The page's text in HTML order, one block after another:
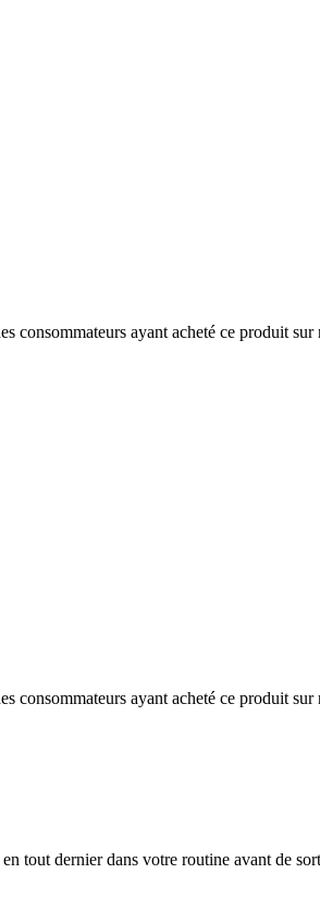
consommateurs ayant acheté ce produit
consommateurs ayant acheté ce produit
tout dernier dans votre routine avant de